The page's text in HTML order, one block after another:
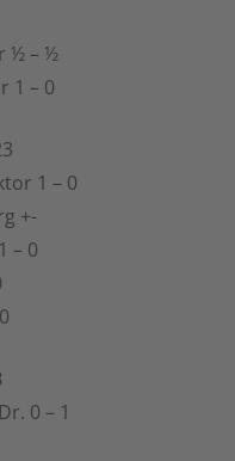
½ – ½
1 – 0
1 – 0
+-
– 0
0 – 1